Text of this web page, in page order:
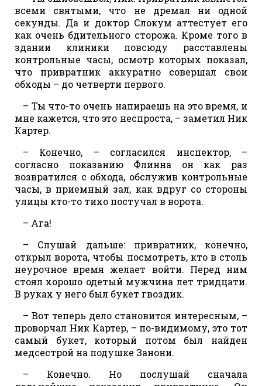
всеми святыми, что не дремал ни одной
секунды. Да и доктор Слокум аттестует его
как очень бдительного сторожа. Кроме того в
здании клиники повсюду расставлены
контрольные часы, осмотр которых показал,
что привратник аккуратно совершал свои
обходы – до четверти первого.
– Ты что-то очень напираешь на это время, и
мне кажется, что это неспроста, – заметил Ник
Картер.
– Конечно, – согласился инспектор, –
согласно показанию Флинна он как раз
возвратился с обхода, обслужив контрольные
часы, в приемный зал, как вдруг со стороны
улицы кто-то тихо постучал в ворота.
– Ага!
– Слушай дальше: привратник, конечно,
открыл ворота, чтобы посмотреть, кто в столь
неурочное время желает войти. Перед ним
стоял хорошо одетый мужчина лет тридцати.
В руках у него был букет гвоздик.
– Вот теперь дело становится интересным, –
проворчал Ник Картер, – по-видимому, это тот
самый букет, который потом был найден
медсестрой на подушке Занони.
– Конечно. Но послушай сначала